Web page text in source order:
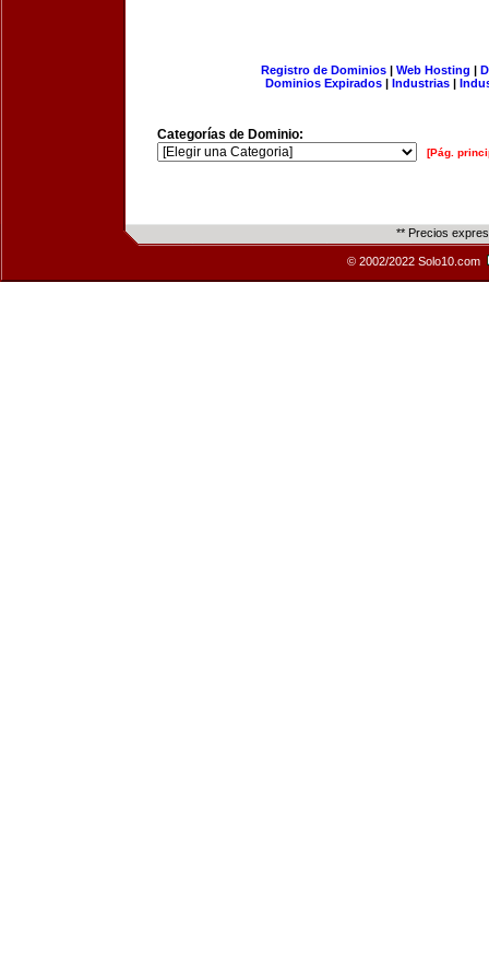
Registro de Dominios| Web Hosting |
Dominios Expirados | Industrias |
Categorías de Dominio:
[Pág.
** Precios
© 2002/2022 Solo10.com